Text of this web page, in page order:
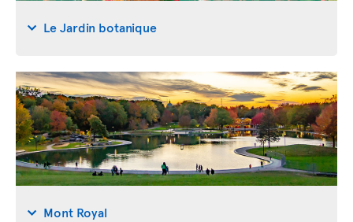
Le Jardin botanique
Mont Royal